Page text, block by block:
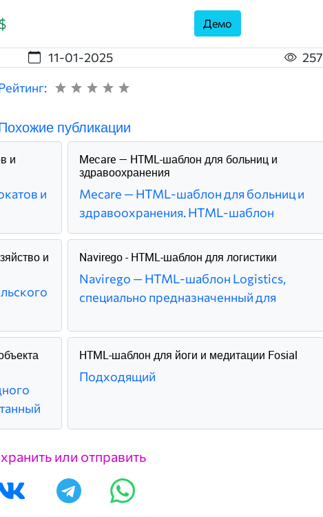
Демо
11-01-2025
257
публикации
и
и
Mecare — HTML-шаблон для больниц и
здравоохранения
Mecare — HTML-шаблон для больниц и
здравоохранения. HTML-шаблон
и
Navirego - HTML-шаблон для логистики
Navirego — HTML-шаблон Logistics,
специально предназначенный для
HTML-шаблон для йоги и медитации Fosial
Подходящий
или отправить